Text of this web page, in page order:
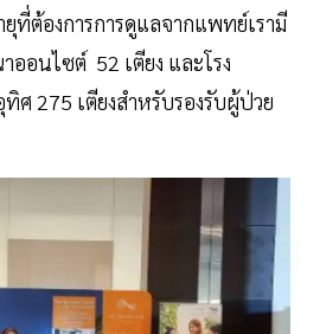
ยุที่ต้องการการดูแลจากแพทย์เรามี
ออนไซต์ 52 เตียง และโรง
ศ 275 เตียงสำหรับรองรับผู้ป่วย